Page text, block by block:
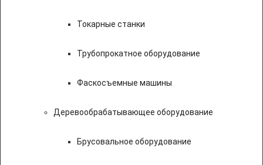
Токарные станки
Трубопрокатное оборудование
Фаскосъемные машины
Деревообрабатывающее оборудование
Брусовальное оборудование